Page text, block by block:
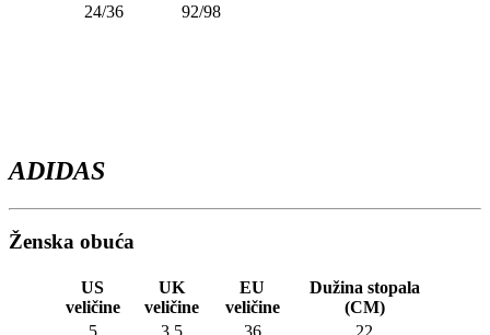
24/36 92/98
ADIDAS
Ženska obuća
US
veličine
UK
veličine
EU
veličine
Dužina stopala
(CM)
5
3,5 36
22